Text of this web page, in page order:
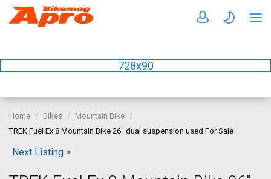
728x90
Home Bikes
Mountain Bike
TREK Fuel Ex 8 Mountain Bike 26" dual suspension used For Sale
Next Listing >